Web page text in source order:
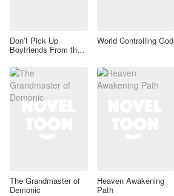
Don’t Pick Up
Boyfriends From the
World Controlling God
The Grandmaster of
Demonic
Heaven Awakening
Path